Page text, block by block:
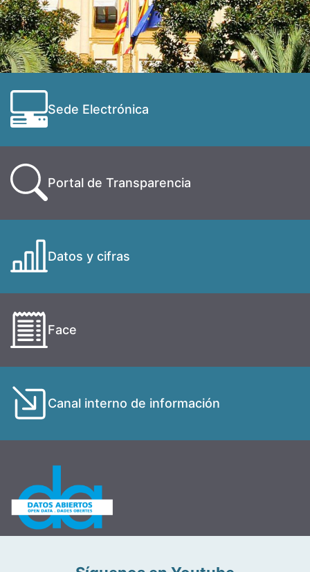
Sede Electrónica
Portal de Transparencia
Datos y cifras
Face
Canal interno de información